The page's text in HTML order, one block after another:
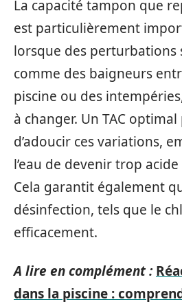
La capacité tampon que
est particulièrement
lorsque des perturbations
comme des baigneurs
piscine ou des
à changer. Un TAC
d’adoucir ces variations,
l’eau de devenir trop
Cela garantit également
désinfection, tels que le
efficacement.
A lire en complément :
dans la piscine :